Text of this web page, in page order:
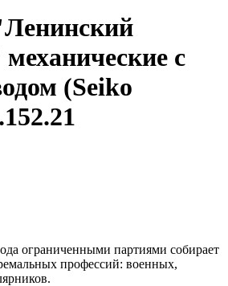
с
(Seiko
ограниченными партиями собирает
профессий: военных,